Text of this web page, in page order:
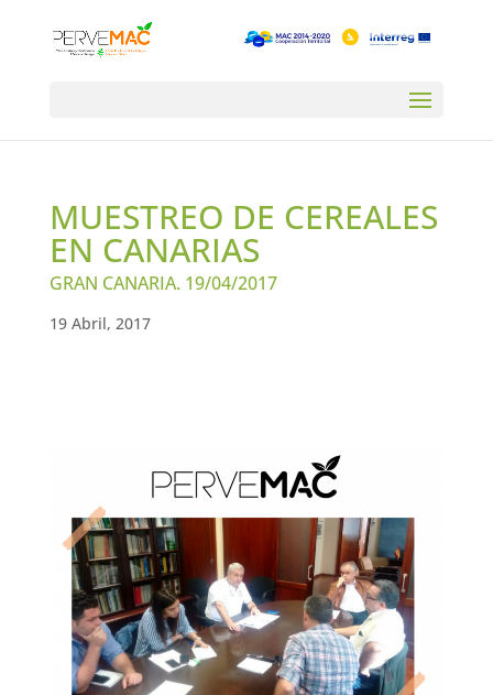
MUESTREO DE CEREALES
EN CANARIAS
GRAN CANARIA. 19/04/2017
19 Abril, 2017